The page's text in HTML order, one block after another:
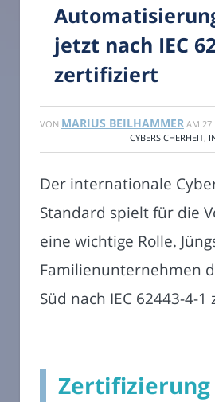
jetzt nach IEC
zertifiziert
VON MARIUS BEILHAMMER AM
CYBERSICHERHEIT
Der internationale
Standard spielt für die
eine wichtige Rolle.
Familienunternehmen
Süd nach IEC 62443-4-
Zertifizierung